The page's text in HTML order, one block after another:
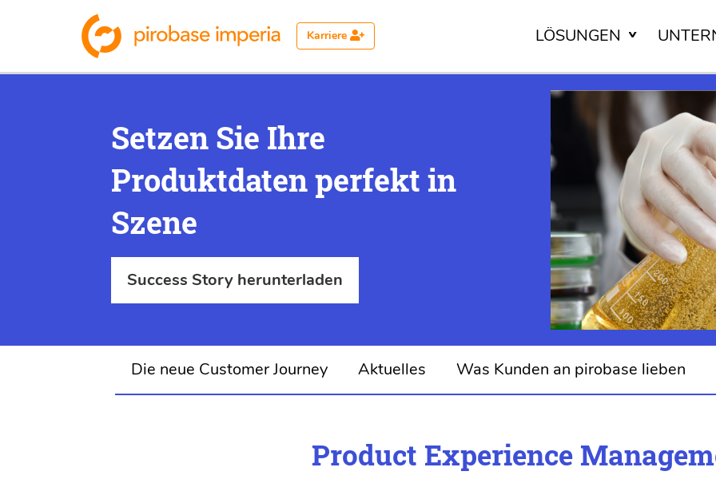
Karriere LÖSUNGEN
Setzen Sie Ihre
Produktdaten perfekt in
Szene
Success Story herunterladen
Die neue Customer Journey Aktuelles Was Kunden an pirobase lieben
Product Experience